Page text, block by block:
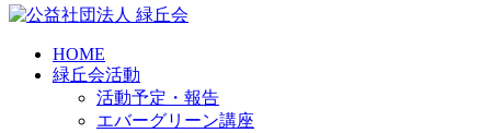
HOME
緑丘会活動
活動予定・報告
エバーグリーン講座